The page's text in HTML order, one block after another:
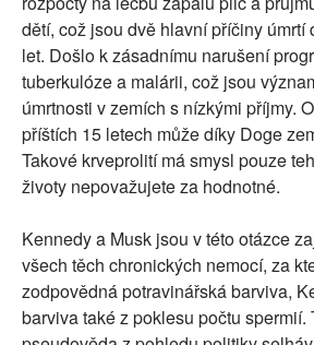
dětí, což jsou dvě hlavní příčiny úmrtí
let. Došlo k zásadnímu narušení
tuberkulóze a malárii, což jsou
úmrtnosti v zemích s nízkými příjmy.
příštích 15 letech může díky Doge
Takové krveprolití má smysl pouze
životy nepovažujete za hodnotné.
Kennedy a Musk jsou v této otázce
všech těch chronických nemocí, za
zodpovědná potravinářská barviva,
barviva také z poklesu počtu spermií.